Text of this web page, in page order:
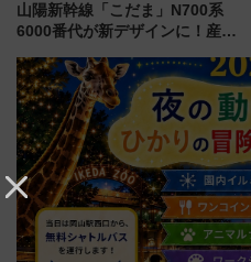
山陽新幹線「こだま」N700系
6000番代が新デザインに！産学
用は今冬から